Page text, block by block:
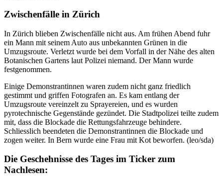
Zwischenfälle in Zürich
In Zürich blieben Zwischenfälle nicht aus. Am frühen Abend fuhr
ein Mann mit seinem Auto aus unbekannten Grünen in die
Umzugsroute. Verletzt wurde bei dem Vorfall in der Nähe des alten
Botanischen Gartens laut Polizei niemand. Der Mann wurde
festgenommen.
Einige Demonstrantinnen waren zudem nicht ganz friedlich
gestimmt und griffen Fotografen an. Es kam entlang der
Umzugsroute vereinzelt zu Sprayereien, und es wurden
pyrotechnische Gegenstände gezündet. Die Stadtpolizei teilte zudem
mit, dass die Blockade die Rettungsfahrzeuge behindere.
Schliesslich beendeten die Demonstrantinnen die Blockade und
zogen weiter. In Bern wurde eine Frau mit Kot beworfen. (leo/sda)
Die Geschehnisse des Tages im Ticker zum
Nachlesen: